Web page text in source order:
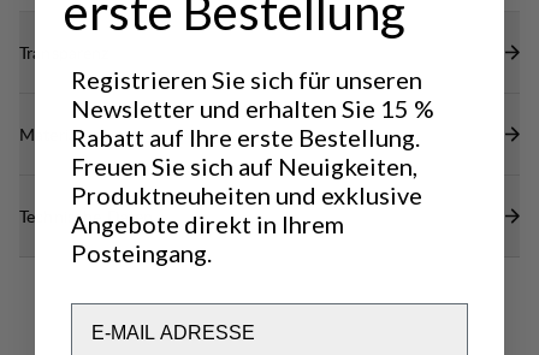
Transparenz
Materialien
Technische Daten
erste Bestellung
Registrieren Sie sich für unseren
Newsletter und erhalten Sie 15 %
Rabatt auf Ihre erste Bestellung.
Freuen Sie sich auf Neuigkeiten,
Produktneuheiten und exklusive
Angebote direkt in Ihrem
Posteingang.